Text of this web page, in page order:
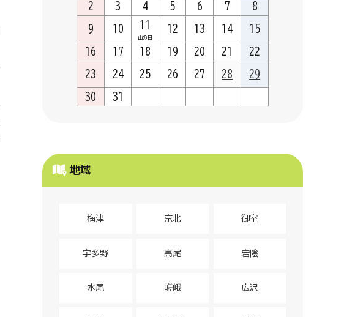
2
3 4 5 6 7 8
9 10 11
山の日
12 13 14 15
16 17 18 19 20 21 22
23 24 25 26 27 28 29
30 31
地域
梅津 京北 御室
宇多野 高尾 宕陰
水尾 嵯峨 広沢